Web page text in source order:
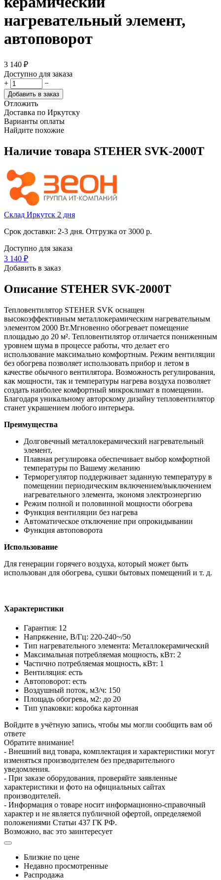
нагревательный элемент,
автоповорот
3 140 ₽
Доступно для заказа
+
−
Добавить в заказ
Отложить
Доставка по Иркутску
Варианты оплаты
Найдите похожие
Наличие товара STEHER SVK-2000T
Склад Иркутск 2 дня
Срок доставки: 2-3 дня. Отгрузка от 3000 р.
Доступно для заказа
3 140 ₽
Добавить в заказ
Описание STEHER SVK-2000T
Тепловентилятор STEHER SVK оснащен
высокоэффективным металлокерамическим нагревательным
элементом 2000 Вт.Мгновенно обогревает помещение
площадью до 20 м². Тепловентилятор отличается пониженным
уровнем шума в процессе работы, что делает его
использование максимально комфортным. Режим вентиляции
без обогрева позволяет использовать прибор и летом в
качестве обычного вентилятора. Возможность регулирования,
как мощности, так и температуры нагрева воздуха позволяет
создать наиболее комфортный микроклимат в помещении.
Благодаря уникальному авторскому дизайну тепловентилятор
станет украшением любого интерьера.
Преимущества
Долговечный металлокерамический нагревательный
элемент,
Плавная регулировка обеспечивает выбор комфортной
температуры по Вашему желанию
Терморегулятор поддерживает заданную температуру в
помещении периодическим включением/выключением
нагревательного элемента, экономя электроэнергию
Режим полной и половинной мощности обогрева
Функция вентиляции без нагрева
Автоматическое отключение при опрокидывании
Функция автоповорота
Использование
Для генерации горячего воздуха, который может быть
использован для обогрева, сушки бытовых помещений и т. д.
Характеристики
Гарантия: 12
Напряжение, В/Гц: 220-240~/50
Тип нагревательного элемента: Металлокерамический
Максимальная потребляемая мощность, кВт: 2
Частично потребляемая мощность, кВт: 1
Вентиляция: есть
Автоповорот: есть
Воздушный поток, м3/ч: 150
Площадь обогрева, м2: до 20
Тип упаковки: коробка картонная
Войдите в учётную запись, чтобы мы могли сообщить вам об
ответе
Обратите внимание!
- Внешний вид товара, комплектация и характеристики могут
изменяться производителем без предварительного
уведомления.
- При заказе оборудования, проверяйте заявленные
характеристики и фото на официальных сайтах
производителей.
- Информация о товаре носит информационно-справочный
характер и не является публичной офертой, определяемой
положениями Статьи 437 ГК РФ.
Возможно, вас это заинтересует
Близкие по цене
Недавно просмотренные
Распродажа